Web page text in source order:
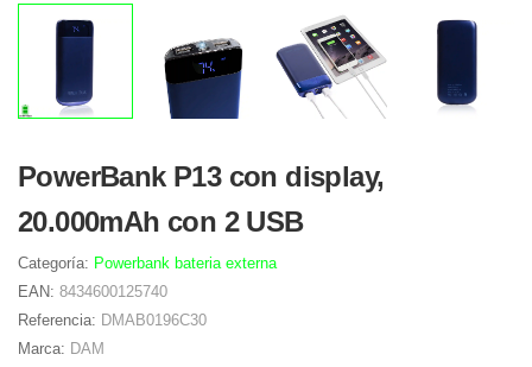
PowerBank P13 con display,
20.000mAh con 2 USB
Categoría: Powerbank bateria externa
EAN: 8434600125740
Referencia: DMAB0196C30
Marca: DAM